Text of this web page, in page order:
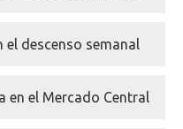
el descenso semanal
en el Mercado Central